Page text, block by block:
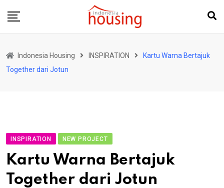
Indonesia Housing INSPIRATION
Kartu Warna Bertajuk
Together dari Jotun
INSPIRATION NEW PROJECT
Kartu Warna Bertajuk
Together dari Jotun